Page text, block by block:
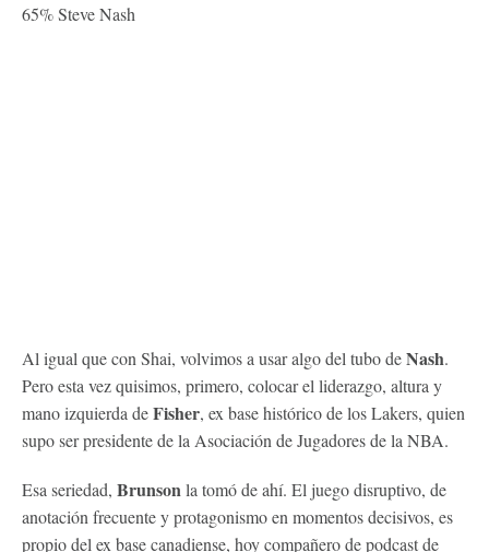
65% Steve Nash
Al igual que con Shai, volvimos a usar algo del tubo deNash.
Pero esta vez quisimos, primero, colocar el liderazgo, altura y
mano izquierda deFisher, ex base histórico de los Lakers, quien
supo ser presidente de la Asociación de Jugadores de la NBA.
Esa seriedad, Brunson la tomó de ahí. El juego disruptivo, de
anotación frecuente y protagonismo en momentos decisivos, es
propio del ex base canadiense, hoy compañero de podcast de